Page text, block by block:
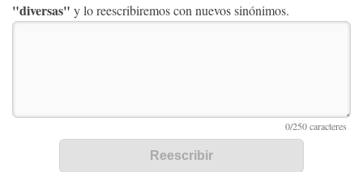
"diversas" y lo reescribiremos con nuevos sinónimos.